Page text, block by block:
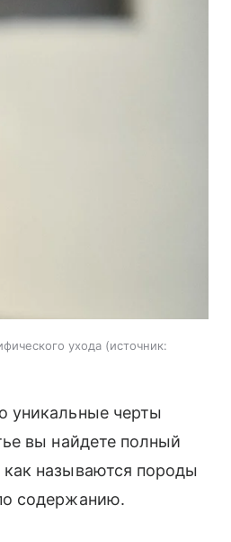
ухода
источник:
уникальные черты
вы найдете полный
называются породы
содержанию.